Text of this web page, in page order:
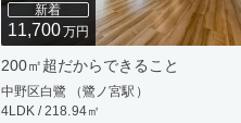
新着
11,700万円
200㎡超だからできること
中野区白鷺 （鷺ノ宮駅）
4LDK / 218.94㎡